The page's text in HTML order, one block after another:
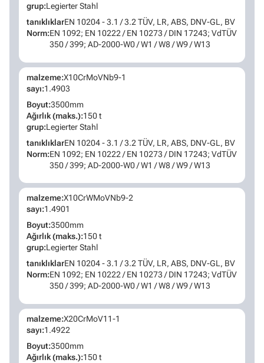
grup:Legierter Stahl
tanıklıklarEN 10204 - 3.1 / 3.2 TÜV, LR, ABS, DNV-GL, BV
Norm:EN 1092; EN 10222 / EN 10273 / DIN 17243; VdTÜV
350 / 399; AD-2000-W0 / W1 / W8 / W9 / W13
malzeme:X10CrMoVNb9-1
sayı:1.4903
Boyut:3500mm
Ağırlık (maks.):150 t
grup:Legierter Stahl
tanıklıklarEN 10204 - 3.1 / 3.2 TÜV, LR, ABS, DNV-GL, BV
Norm:EN 1092; EN 10222 / EN 10273 / DIN 17243; VdTÜV
350 / 399; AD-2000-W0 / W1 / W8 / W9 / W13
malzeme:X10CrWMoVNb9-2
sayı:1.4901
Boyut:3500mm
Ağırlık (maks.):150 t
grup:Legierter Stahl
tanıklıklarEN 10204 - 3.1 / 3.2 TÜV, LR, ABS, DNV-GL, BV
Norm:EN 1092; EN 10222 / EN 10273 / DIN 17243; VdTÜV
350 / 399; AD-2000-W0 / W1 / W8 / W9 / W13
malzeme:X20CrMoV11-1
sayı:1.4922
Boyut:3500mm
Ağırlık (maks.):150 t